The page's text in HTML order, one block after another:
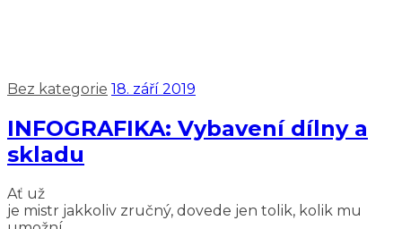
Bez kategorie 18. září 2019
INFOGRAFIKA: Vybavení dílny a
skladu
Ať už
je mistr jakkoliv zručný, dovede jen tolik, kolik mu